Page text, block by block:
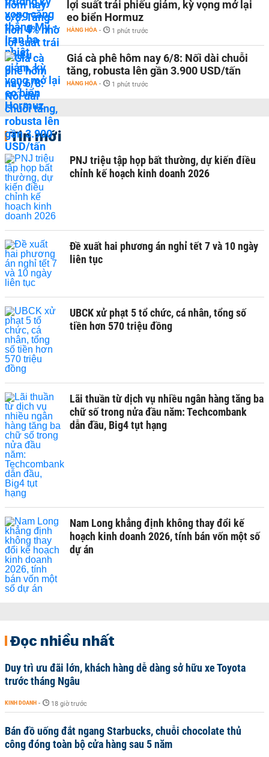
lợi suất trái phiếu giảm, kỳ vọng mở lại
eo biển Hormuz
HÀNG HÓA - 1 phút trước
Giá cà phê hôm nay 6/8: Nối dài chuỗi
tăng, robusta lên gần 3.900 USD/tấn
HÀNG HÓA - 1 phút trước
Tin mới
PNJ triệu tập họp bất thường, dự kiến điều
chỉnh kế hoạch kinh doanh 2026
Đề xuất hai phương án nghỉ tết 7 và 10 ngày
liên tục
UBCK xử phạt 5 tổ chức, cá nhân, tổng số
tiền hơn 570 triệu đồng
Lãi thuần từ dịch vụ nhiều ngân hàng tăng ba
chữ số trong nửa đầu năm: Techcombank
dẫn đầu, Big4 tụt hạng
Nam Long khẳng định không thay đổi kế
hoạch kinh doanh 2026, tính bán vốn một số
dự án
Đọc nhiều nhất
Duy trì ưu đãi lớn, khách hàng dễ dàng sở hữu xe Toyota
trước tháng Ngâu
KINH DOANH - 18 giờ trước
Bán đồ uống đắt ngang Starbucks, chuỗi chocolate thủ
công đóng toàn bộ cửa hàng sau 5 năm